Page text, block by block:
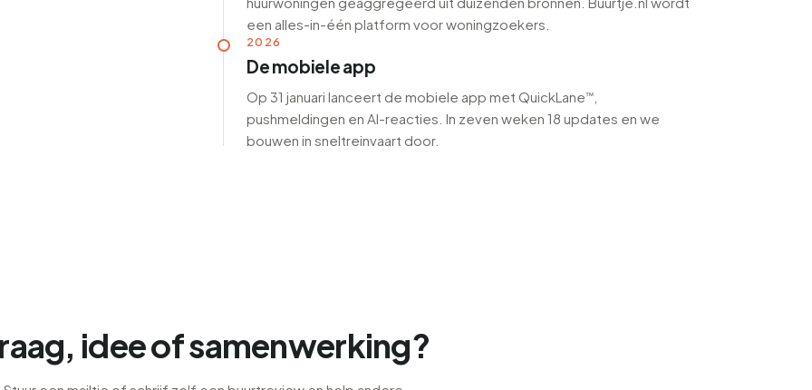
een alles-in-één platform voor woningzoekers.
2026
De mobiele app
Op 31 januari lanceert de mobiele app met QuickLane™,
pushmeldingen en AI-reacties. In zeven weken 18 updates en we
bouwen in sneltreinvaart door.
idee of samenwerking?